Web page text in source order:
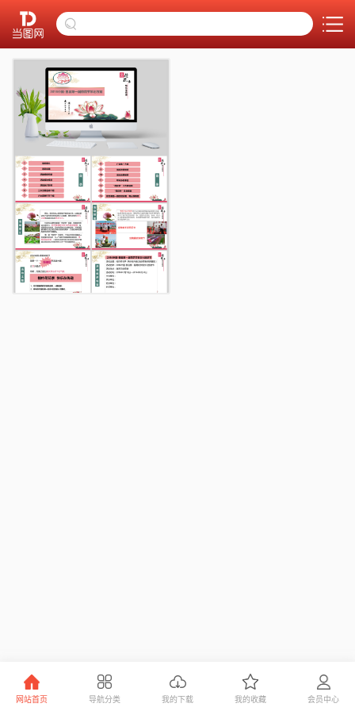
网站首页 导航分类 我的下载 我的收藏 会员中心